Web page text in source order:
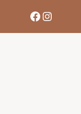
Facebook